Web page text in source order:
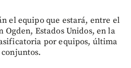
el equipo que estará, entre el
Ogden, Estados Unidos, en la
por equipos, última